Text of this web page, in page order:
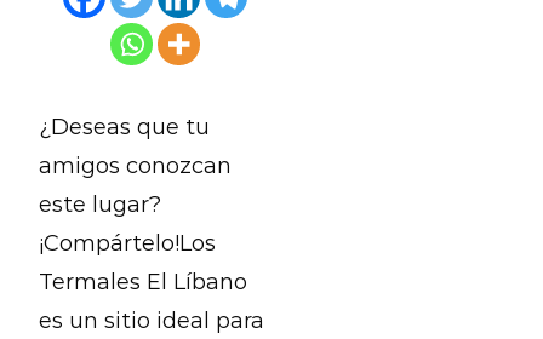
¿Deseas que tu
amigos conozcan
este lugar?
¡Compártelo!Los
Termales El Líbano
es un sitio ideal para